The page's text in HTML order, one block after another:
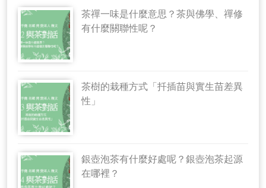
茶禪一味是什麼意思？茶與佛學、禪修
有什麼關聯性呢？
茶樹的栽種方式「扦插苗與實生苗差異
性」
銀壺泡茶有什麼好處呢？銀壺泡茶起源
在哪裡？